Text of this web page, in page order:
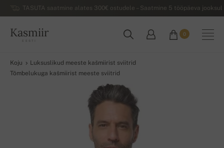
TASUTA saatmine alates 300€ ostudele – Saatmine 5 tööpäeva
Kasmiir 0
Koju
Luksuslikud meeste kašmiirist sviitrid
Tõmbelukuga kašmiirist meeste sviitrid